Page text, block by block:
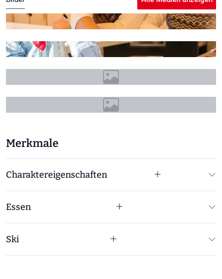
Merkmale
Charaktereigenschaften
Essen
Ski